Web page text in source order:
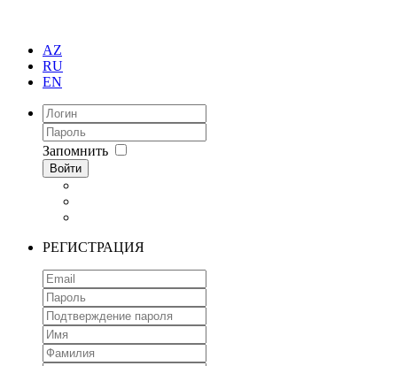
AZ
RU
EN
Запомнить
Войти
РЕГИСТРАЦИЯ